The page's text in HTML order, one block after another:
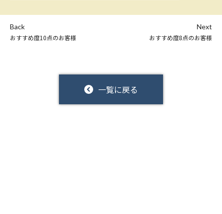
Back
おすすめ度10点のお客様
一覧に戻る
Next
おすすめ度8点のお客様